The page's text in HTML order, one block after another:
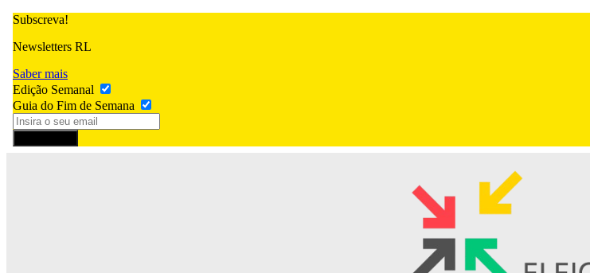
Subscreva!
Newsletters RL
Saber mais
Edição Semanal
Guia do Fim de Semana